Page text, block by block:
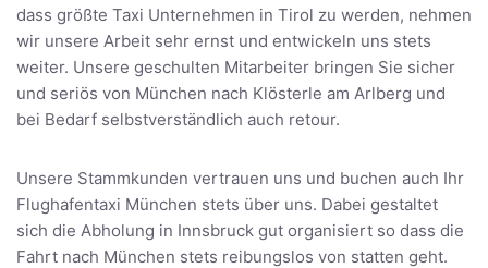
dass größte Taxi Unternehmen in Tirol zu werden, nehmen
wir unsere Arbeit sehr ernst und entwickeln uns stets
weiter. Unsere geschulten Mitarbeiter bringen Sie sicher
und seriös von München nach Klösterle am Arlberg und
bei Bedarf selbstverständlich auch retour.
Unsere Stammkunden vertrauen uns und buchen auch Ihr
Flughafentaxi München stets über uns. Dabei gestaltet
sich die Abholung in Innsbruck gut organisiert so dass die
Fahrt nach München stets reibungslos von statten geht.